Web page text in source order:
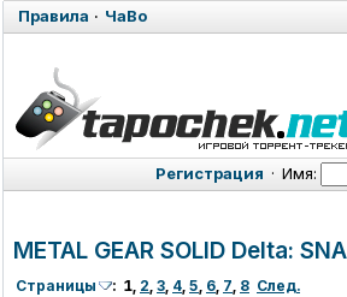
Правила · ЧаВо
Регистрация · Имя:
METAL GEAR SOLID Delta:
Страницы : 1, 2, 3, 4, 5, 6, 7, 8 След.